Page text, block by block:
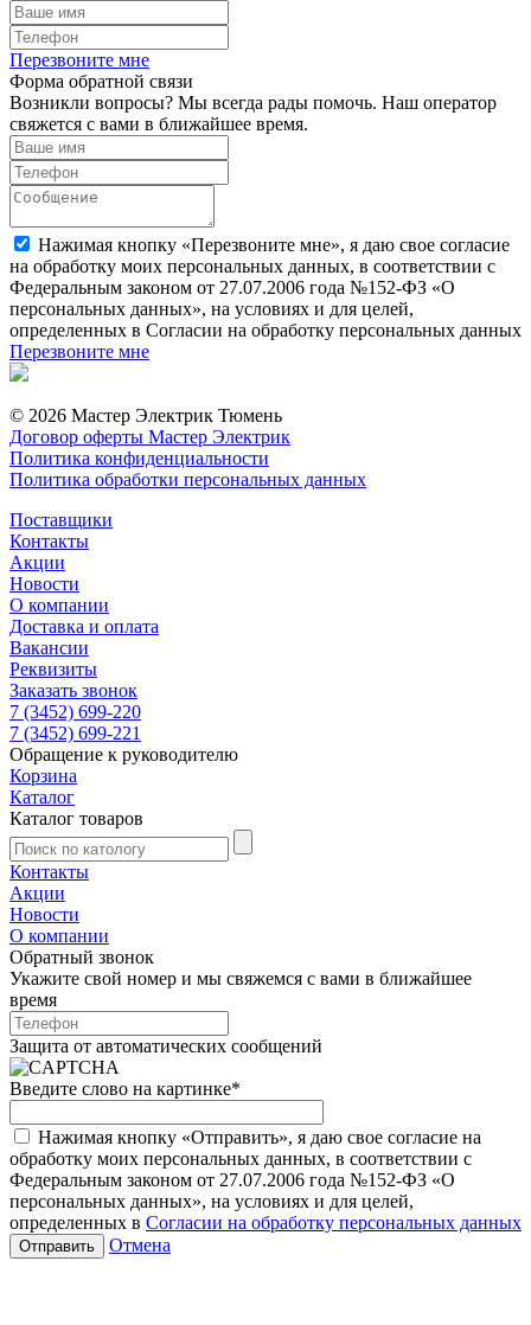
Перезвоните мне
Форма обратной связи
Возникли вопросы? Мы всегда рады помочь. Наш оператор
свяжется с вами в ближайшее время.
Нажимая кнопку «Перезвоните мне», я даю свое согласие
на обработку моих персональных данных, в соответствии с
Федеральным законом от 27.07.2006 года №152-ФЗ «О
персональных данных», на условиях и для целей,
определенных в Согласии на обработку персональных данных
Перезвоните мне
© 2026 Мастер Электрик Тюмень
Договор оферты Мастер Электрик
Политика конфиденциальности
Политика обработки персональных данных
Поставщики
Контакты
Акции
Новости
О компании
Доставка и оплата
Вакансии
Реквизиты
Заказать звонок
7 (3452) 699-220
7 (3452) 699-221
Обращение к руководителю
Корзина
Каталог
Каталог товаров
Контакты
Акции
Новости
О компании
Обратный звонок
Укажите свой номер и мы свяжемся с вами в ближайшее
время
Защита от автоматических сообщений
Введите слово на картинке*
Нажимая кнопку «Отправить», я даю свое согласие на
обработку моих персональных данных, в соответствии с
Федеральным законом от 27.07.2006 года №152-ФЗ «О
персональных данных», на условиях и для целей,
определенных в Согласии на обработку персональных данных
Отмена